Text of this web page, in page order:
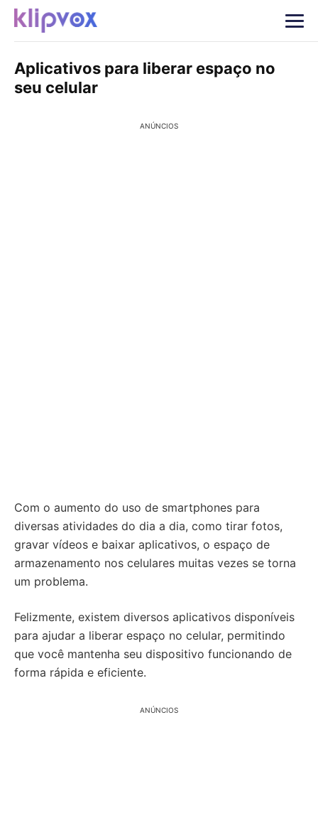
Aplicativos para liberar espaço no
seu celular
ANÚNCIOS
Com o aumento do uso de smartphones para
diversas atividades do dia a dia, como tirar fotos,
gravar vídeos e baixar aplicativos, o espaço de
armazenamento nos celulares muitas vezes se torna
um problema.
Felizmente, existem diversos aplicativos disponíveis
para ajudar a liberar espaço no celular, permitindo
que você mantenha seu dispositivo funcionando de
forma rápida e eficiente.
ANÚNCIOS